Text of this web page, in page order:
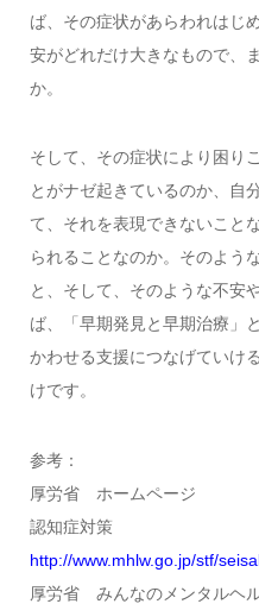
ば、その症状があらわれはじ
安がどれだけ大きなもので、
か。
そして、その症状により困り
とがナゼ起きているのか、自
て、それを表現できないこと
られることなのか。そのよう
と、そして、そのような不安
ば、「早期発見と早期治療」
かわせる支援につなげていけ
けです。
参考：
厚労省 ホームページ
認知症対策
http://www.mhlw.go.jp/stf/
厚労省 みんなのメンタルヘ